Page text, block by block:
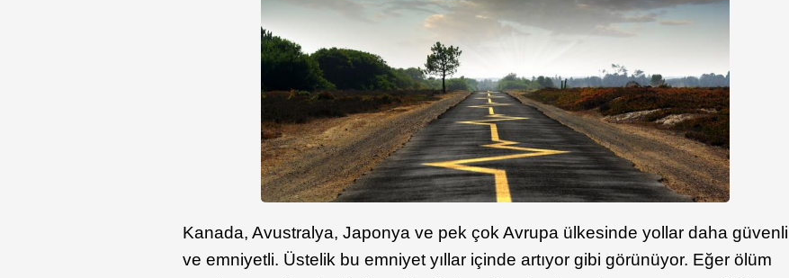
Kanada, Avustralya, Japonya ve pek çok Avrupa ülkesinde yollar daha güvenli
ve emniyetli. Üstelik bu emniyet yıllar içinde artıyor gibi görünüyor. Eğer ölüm